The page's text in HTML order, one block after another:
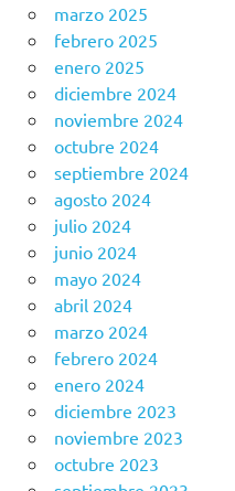
marzo 2025
febrero 2025
enero 2025
diciembre 2024
noviembre 2024
octubre 2024
septiembre 2024
agosto 2024
julio 2024
junio 2024
mayo 2024
abril 2024
marzo 2024
febrero 2024
enero 2024
diciembre 2023
noviembre 2023
octubre 2023